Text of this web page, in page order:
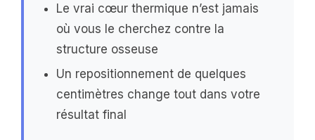
Le vrai cœur thermique n’est jamais
où vous le cherchez contre la
structure osseuse
Un repositionnement de quelques
centimètres change tout dans votre
résultat final